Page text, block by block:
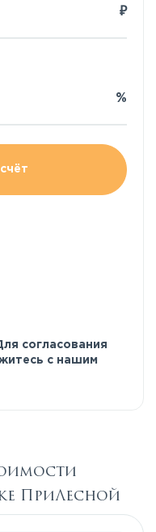
₽
%
согласования
с нашим
ПриЛесной